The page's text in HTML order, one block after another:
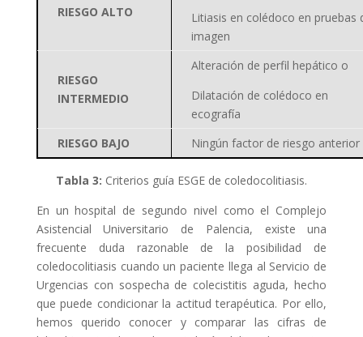
RIESGO ALTO
Litiasis en colédoco en pruebas
imagen
RIESGO
INTERMEDIO
Alteración de perfil hepático o
Dilatación de colédoco en
ecografía
RIESGO BAJO
Ningún factor de riesgo anterior
Tabla 3: Criterios guía ESGE de coledocolitiasis.
En un hospital de segundo nivel como el Complejo
Asistencial Universitario de Palencia, existe una
frecuente duda razonable de la posibilidad de
coledocolitiasis cuando un paciente llega al Servicio de
Urgencias con sospecha de colecistitis aguda, hecho
que puede condicionar la actitud terapéutica. Por ello,
hemos querido conocer y comparar las cifras de